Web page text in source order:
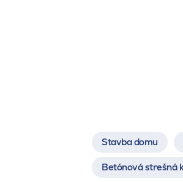
Stavba domu
Betónová strešná